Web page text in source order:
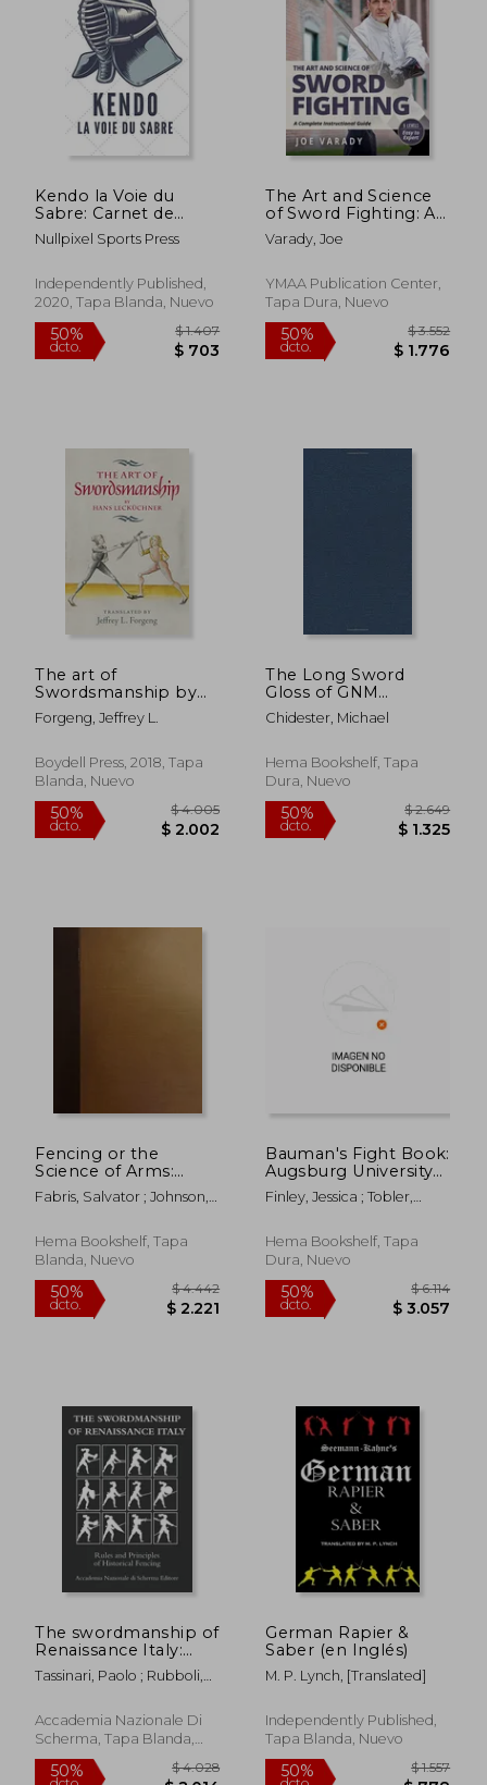
Kendo la Voie du
Sabre: Carnet de
Kendo Carnet Pour la
Pratique du Kendo
vos Élèves de Kendo
ou vos Amis | 120
Nullpixel Sports Press
Independently Published,
2020, Tapa Blanda, Nuevo
The Art and Science
of Sword Fighting: A
Complete
Instructional Guide
Varady, Joe
YMAA Publication Center,
Tapa Dura, Nuevo
The art of
Swordsmanship by
Hans Lecküchner
(Armour and
Forgeng, Jeffrey L.
Boydell Press, 2018, Tapa
Blanda, Nuevo
50%
dcto.
The Long Sword
Gloss of GNM
Manuscript 3227a (en
Inglés)
Chidester, Michael
Hema Bookshelf, Tapa
Dura, Nuevo
50%
dcto.
Fencing or the
Science of Arms:
Illustrated Edition (en
Inglés)
Fabris, Salvator ; Johnson,
Hema Bookshelf, Tapa
Blanda, Nuevo
Bauman's Fight Book:
Augsburg University
Library Cod. I.6.4° 2
(Companion) (en
Finley, Jessica ; Tobler,
Hagedorn, Dierk
Hema Bookshelf, Tapa
Dura, Nuevo
The swordmanship of
Renaissance Italy:
Rules and principles
of historical fencing
Tassinari, Paolo ; Rubboli,
Accademia Nazionale Di
Scherma, Tapa Blanda,
Nuevo
German Rapier &
Saber (en Inglés)
M. P. Lynch, [translated]
Independently Published,
Tapa Blanda, Nuevo